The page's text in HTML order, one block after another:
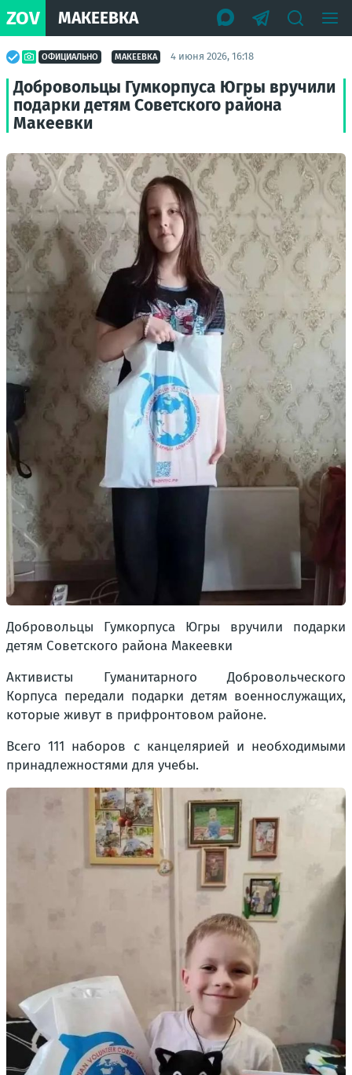
ZOV МАКЕЕВКА
ОФИЦИАЛЬНО МАКЕЕВКА 4 июня 2026, 16:18
Добровольцы Гумкорпуса Югры вручили
подарки детям Советского района
Макеевки
Добровольцы Гумкорпуса Югры вручили подарки
детям Советского района Макеевки
Активисты Гуманитарного Добровольческого
Корпуса передали подарки детям военнослужащих,
которые живут в прифронтовом районе.
Всего 111 наборов с канцелярией и необходимыми
принадлежностями для учебы.